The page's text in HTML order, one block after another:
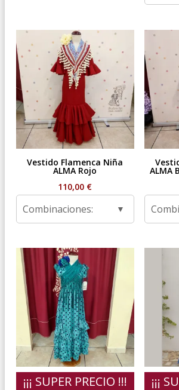
Vestido Flamenca Niña
ALMA Rojo
110,00 €
Combinaciones:
ALMA
¡¡¡ SUPER PRECIO !!! ¡¡¡